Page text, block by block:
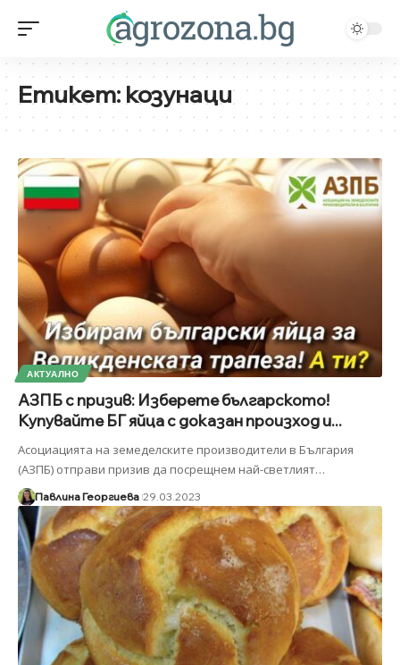
Етикет:козунаци
АКТУАЛНО
АЗПБ с призив: Изберете българското!
Купувайте БГ яйца с доказан произход и...
Асоциацията на земеделските производители в България
(АЗПБ) отправи призив да посрещнем най-светлият…
Павлина Георгиева 29.03.2023